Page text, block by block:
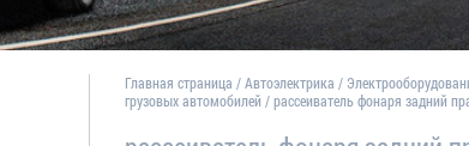
Главная страница /Автоэлектрика /
грузовых автомобилей /рассеиватель фонаря задний